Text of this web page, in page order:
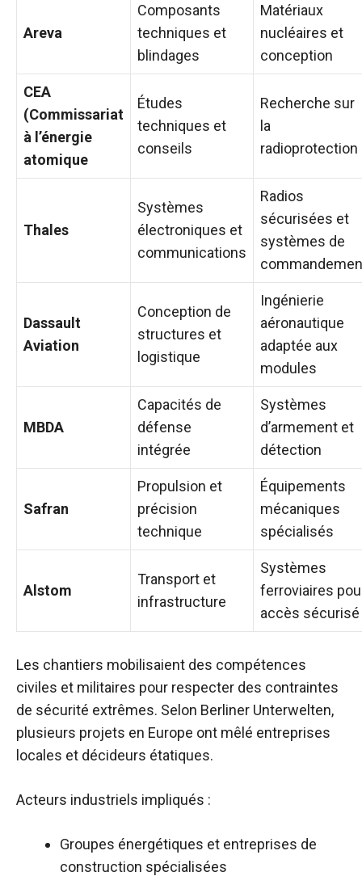
Areva
Composants
techniques et
blindages
Matériaux
nucléaires et
conception
CEA
(Commissariat
à l’énergie
atomique
Études
techniques et
conseils
Recherche sur
la
radioprotection
Thales
Systèmes
électroniques et
communications
Radios
sécurisées et
systèmes de
Dassault
Aviation
Conception de
structures et
logistique
Ingénierie
aéronautique
adaptée aux
modules
MBDA
Capacités de
défense
intégrée
Systèmes
d’armement et
détection
Safran
Propulsion et
précision
technique
Équipements
mécaniques
spécialisés
Alstom
Transport et
infrastructure
Systèmes
ferroviaires
accès sécurisé
Les chantiers mobilisaient des compétences
civiles et militaires pour respecter des contraintes
de sécurité extrêmes. Selon Berliner Unterwelten,
plusieurs projets en Europe ont mêlé entreprises
locales et décideurs étatiques.
Acteurs industriels impliqués :
Groupes énergétiques et entreprises de
construction spécialisées